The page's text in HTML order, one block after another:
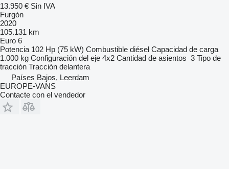
13.950 € Sin IVA
Furgón
2020
105.131 km
Euro 6
Potencia 102 Hp (75 kW) Combustible diésel Capacidad de carga
1.000 kg Configuración del eje 4x2 Cantidad de asientos 3 Tipo de
tracción Tracción delantera
Países Bajos, Leerdam
EUROPE-VANS
Contacte con el vendedor